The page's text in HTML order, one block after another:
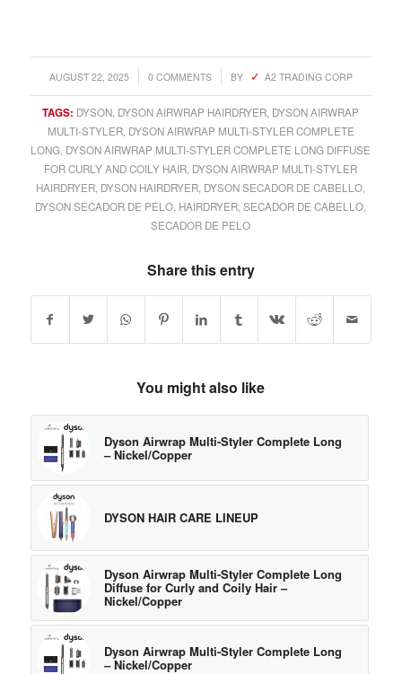
AUGUST 22, 2025
/ 0 COMMENTS
/ BY A2 TRADING CORP
TAGS: DYSON DYSON AIRWRAP HAIRDRYER DYSON AIRWRAP
MULTI-STYLER, DYSON AIRWRAP MULTI-STYLER COMPLETE
LONG DYSON AIRWRAP MULTI-STYLER COMPLETE LONG DIFFUSE
FOR CURLY AND COILY HAIR DYSON AIRWRAP MULTI-STYLER
HAIRDRYER DYSON HAIRDRYER DYSON SECADOR DE CABELLO
DYSON SECADOR DE PELO HAIRDRYER ,SECADOR DE CABELLO
SECADOR DE PELO
Share this entry
You might also like
Dyson Airwrap Multi-Styler Complete Long
– Nickel/Copper
DYSON HAIR CARE LINEUP
Dyson Airwrap Multi-Styler Complete Long
Diffuse for Curly and Coily Hair –
Nickel/Copper
Dyson Airwrap Multi-Styler Complete Long
– Nickel/Copper